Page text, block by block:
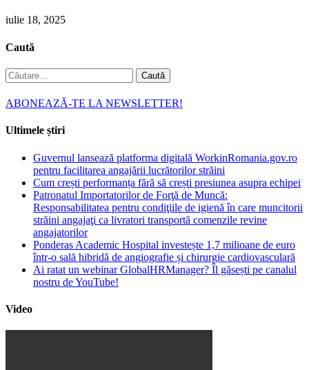
iulie 18, 2025
Caută
Caută
după:
ABONEAZĂ-TE LA NEWSLETTER!
Ultimele știri
Guvernul lansează platforma digitală WorkinRomania.gov.ro
pentru facilitarea angajării lucrătorilor străini
Cum crești performanța fără să crești presiunea asupra echipei
Patronatul Importatorilor de Forţă de Muncă:
Responsabilitatea pentru condiţiile de igienă în care muncitorii
străini angajaţi ca livratori transportă comenzile revine
angajatorilor
Ponderas Academic Hospital investește 1,7 milioane de euro
într-o sală hibridă de angiografie și chirurgie cardiovasculară
Ai ratat un webinar GlobalHRManager? Îl găsești pe canalul
nostru de YouTube!
Video